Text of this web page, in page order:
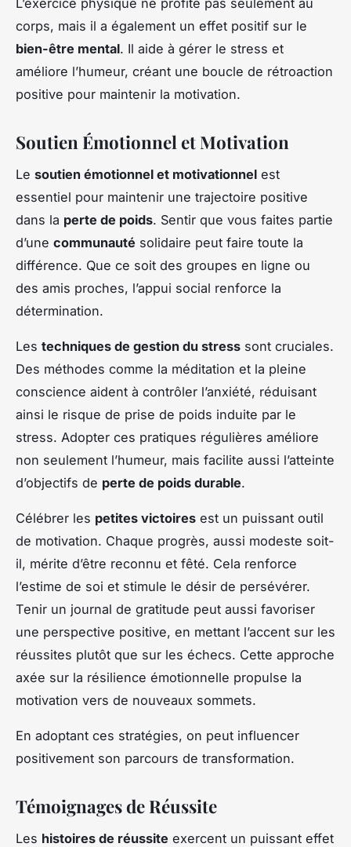
L’exercice physique ne profite pas seulement au
corps, mais il a également un effet positif sur le
bien-être mental. Il aide à gérer le stress et
améliore l’humeur, créant une boucle de rétroaction
positive pour maintenir la motivation.
Soutien Émotionnel et Motivation
Le soutien émotionnel et motivationnel est
essentiel pour maintenir une trajectoire positive
dans la perte de poids. Sentir que vous faites partie
d’une communauté solidaire peut faire toute la
différence. Que ce soit des groupes en ligne ou
des amis proches, l’appui social renforce la
détermination.
Les techniques de gestion du stress sont cruciales.
Des méthodes comme la méditation et la pleine
conscience aident à contrôler l’anxiété, réduisant
ainsi le risque de prise de poids induite par le
stress. Adopter ces pratiques régulières améliore
non seulement l’humeur, mais facilite aussi l’atteinte
d’objectifs de perte de poids durable.
Célébrer les petites victoires est un puissant outil
de motivation. Chaque progrès, aussi modeste soit-
il, mérite d’être reconnu et fêté. Cela renforce
l’estime de soi et stimule le désir de persévérer.
Tenir un journal de gratitude peut aussi favoriser
une perspective positive, en mettant l’accent sur les
réussites plutôt que sur les échecs. Cette approche
axée sur la résilience émotionnelle propulse la
motivation vers de nouveaux sommets.
En adoptant ces stratégies, on peut influencer
positivement son parcours de transformation.
Témoignages de Réussite
Les histoires de réussite exercent un puissant effet